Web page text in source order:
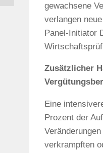
gewachsene
verlangen
Panel-Initiator
Zusätzlicher
Eine
Prozent der
verkrampften